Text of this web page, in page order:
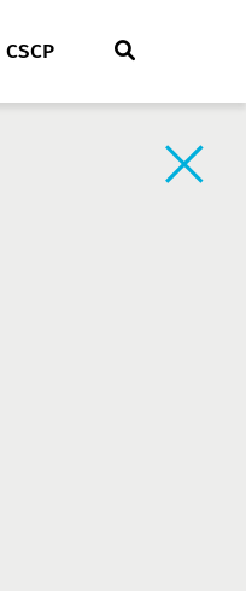
CSCP
Zurück